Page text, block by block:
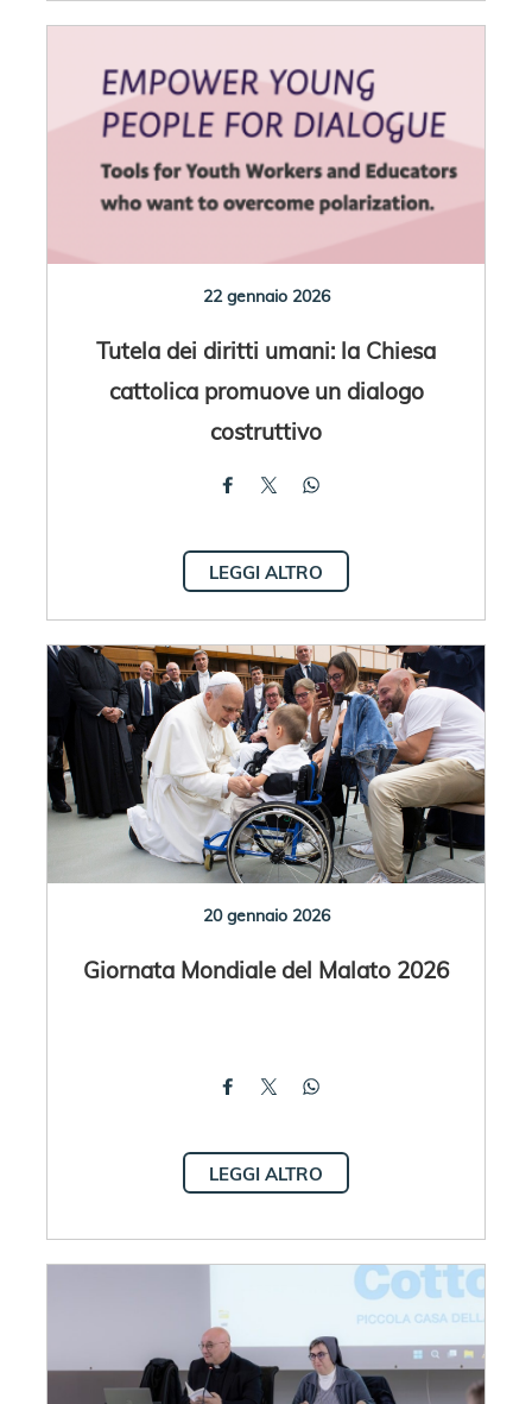
22 gennaio 2026
Tutela dei diritti umani: la Chiesa
cattolica promuove un dialogo
costruttivo
LEGGI ALTRO
20 gennaio 2026
Giornata Mondiale del Malato 2026
LEGGI ALTRO